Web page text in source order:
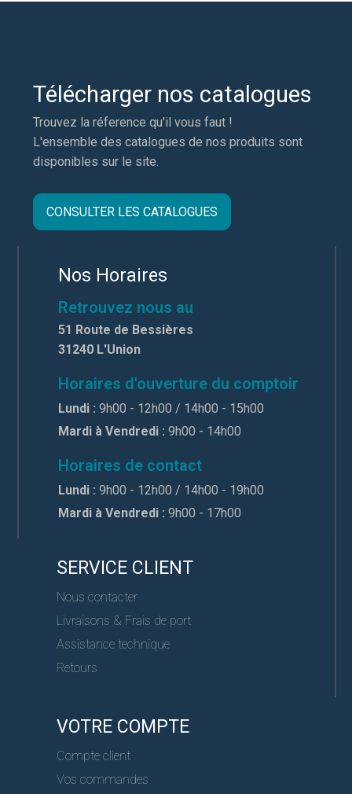
Télécharger nos catalogues
Trouvez la réference qu'il vous faut !
L'ensemble des catalogues de nos produits sont
disponibles sur le site.
CONSULTER LES CATALOGUES
Nos Horaires
Retrouvez nous au
51 Route de Bessières
31240 L'Union
Horaires d'ouverture du comptoir
Lundi : 9h00 - 12h00 / 14h00 - 15h00
Mardi à Vendredi : 9h00 - 14h00
Horaires de contact
Lundi : 9h00 - 12h00 / 14h00 - 19h00
Mardi à Vendredi : 9h00 - 17h00
SERVICE CLIENT
Nous contacter
Livraisons & Frais de port
Assistance technique
Retours
VOTRE COMPTE
Compte client
Vos commandes